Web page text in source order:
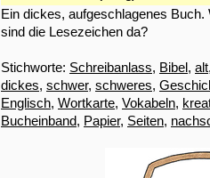
Ein dickes, aufgeschlagenes
sind die Lesezeichen da?
Stichworte: Schreibanlass, Bibel, alt
dickes, schwer, schweres,
Englisch, Wortkarte, Vokabeln,
Bucheinband, Papier, Seiten,